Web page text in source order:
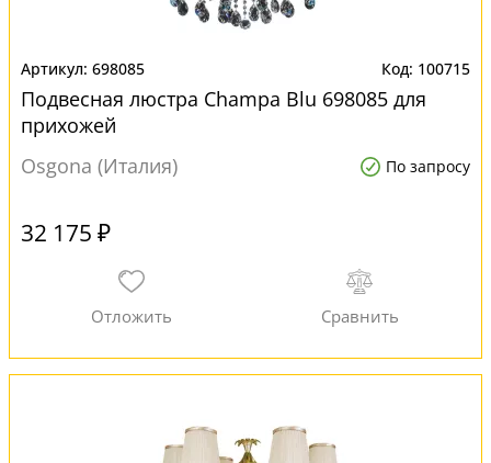
698085 100715
Подвесная люстра Champa Blu 698085 для
прихожей
Osgona (Италия)
По запросу
32 175 ₽